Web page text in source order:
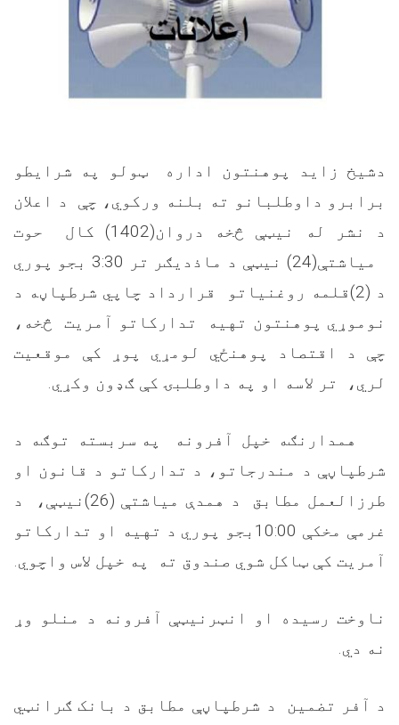
دشیخ زاید پوهنتون اداره
ټولو په شرایطو
برابرو داوطلبانو ته بلنه ورکوي، چې
د اعلان
د نشر له نیټې څخه دروان(1402) کال
حوت
میاشتې(24)
نیټې د ماذدیګر تر 3:30 بجو
پوري
د (2)قلمه روغنیاتو
قرارداد چاپي شرطپاڼه د
نوموړي پوهنتون تهیه
تدارکاتو آمریت
څخه،
چې د اقتصاد پوهنځي لومړي پوړ کې موقعیت
لري،
تر لاسه او په داوطلبۍ کې ګډون وکړي.
همدارنګه خپل آفرونه
په سربسته توګه د
شرطپاڼې د مندرجاتو، د تدارکاتو د قانون او
طرزالعمل مطابق
د همدې میاشتې (26)نیټې،
د
غرمې مخکې 10:00بجو پوري د تهیه او تدارکاتو
آمریت کې ټاکل شوي صندوق ته
په خپل لاس واچوي.
ناوخت رسیده او انټرنیټې آفرونه د منلو وړ
نه دي.
د آفر تضمین
د شرطپاڼې مطابق د بانک ګرانټي